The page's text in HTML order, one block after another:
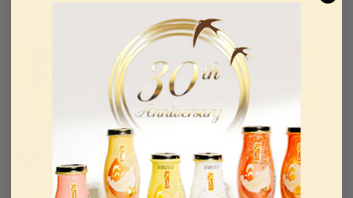
@QT0919